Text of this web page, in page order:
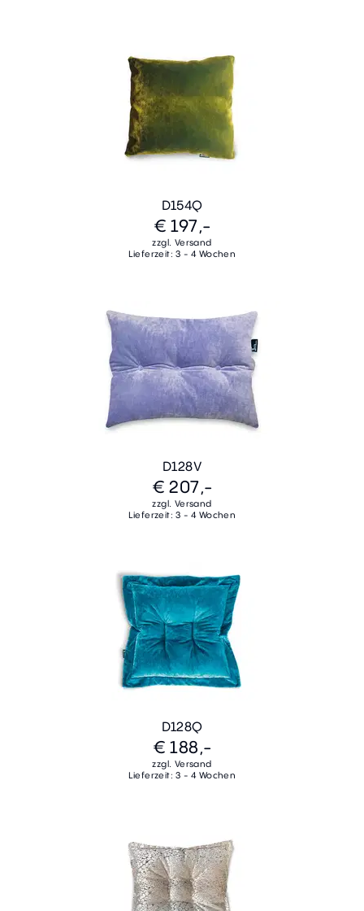
D154Q
€ 197,-
zzgl. Versand
Lieferzeit: 3 - 4 Wochen
D128V
€ 207,-
zzgl. Versand
Lieferzeit: 3 - 4 Wochen
D128Q
€ 188,-
zzgl. Versand
Lieferzeit: 3 - 4 Wochen